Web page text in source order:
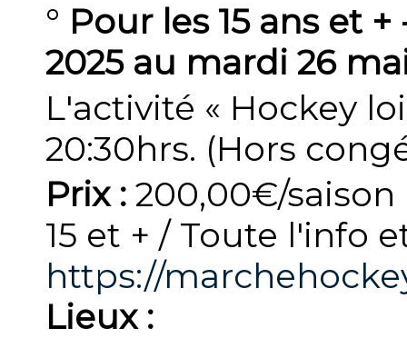
° Pour les 15 ans et +
2025 au mardi 26
L'activité « Hockey
20:30hrs. (Hors
Prix : 200,00€/saison
15 et + / Toute l'info
https://
Lieux :